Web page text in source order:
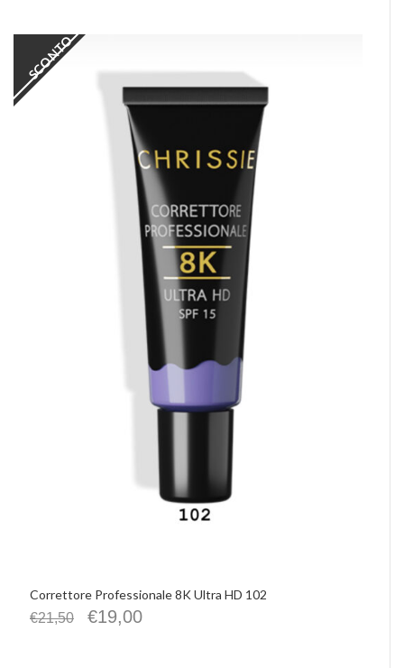
SCONTO
Correttore Professionale 8K Ultra HD 102
€21,50 €19,00